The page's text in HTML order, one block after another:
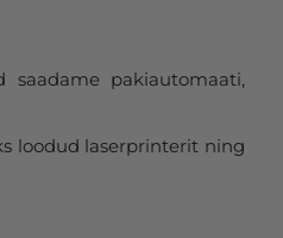
saadame pakiautomaati,
loodud laserprinterit ning